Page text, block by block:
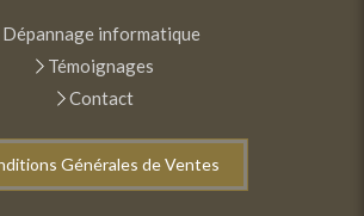
Dépannage informatique
Témoignages
Contact
Générales de Ventes